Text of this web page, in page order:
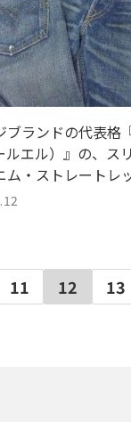
ブランドの代表格
ルエル）』の、ス
ム・ストレートレ
荷！【川越店】
11 12 13